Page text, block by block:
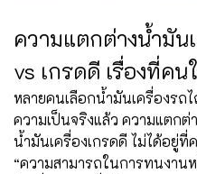
ความแตกต่างน้ำมัน
vs เกรดดี เรื่องที่ค
หลายคนเลือกน้ำมันเครื่องรถ
ความเป็นจริงแล้ว ความแตก
น้ำมันเครื่องเกรดดี ไม่ได้อยู่
“ความสามารถในการทนงาน